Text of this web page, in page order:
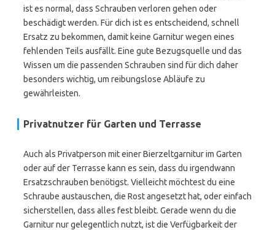
ist es normal, dass Schrauben verloren gehen oder
beschädigt werden. Für dich ist es entscheidend, schnell
Ersatz zu bekommen, damit keine Garnitur wegen eines
fehlenden Teils ausfällt. Eine gute Bezugsquelle und das
Wissen um die passenden Schrauben sind für dich daher
besonders wichtig, um reibungslose Abläufe zu
gewährleisten.
Privatnutzer für Garten und Terrasse
Auch als Privatperson mit einer Bierzeltgarnitur im Garten
oder auf der Terrasse kann es sein, dass du irgendwann
Ersatzschrauben benötigst. Vielleicht möchtest du eine
Schraube austauschen, die Rost angesetzt hat, oder einfach
sicherstellen, dass alles fest bleibt. Gerade wenn du die
Garnitur nur gelegentlich nutzt, ist die Verfügbarkeit der